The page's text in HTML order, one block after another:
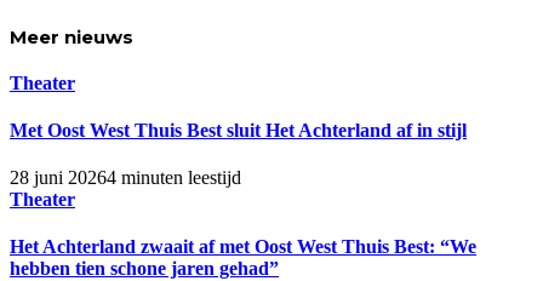
Meer nieuws
Theater
Met Oost West Thuis Best sluit Het Achterland af in stijl
28 juni 20264 minuten leestijd
Theater
Het Achterland zwaait af met Oost West Thuis Best: “We
hebben tien schone jaren gehad”